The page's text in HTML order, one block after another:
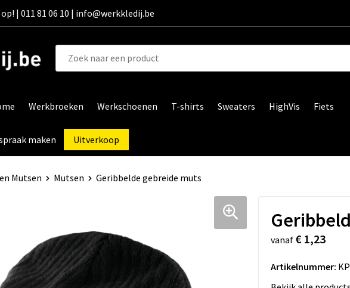
| 011 81 06 10 | info@werkkledij.be
Werkbroeken Werkschoenen T-shirts Sweaters HighVis Fiets
maken Uitverkoop
Mutsen Mutsen Geribbelde gebreide muts
vanaf € 1,23
Artikelnummer: